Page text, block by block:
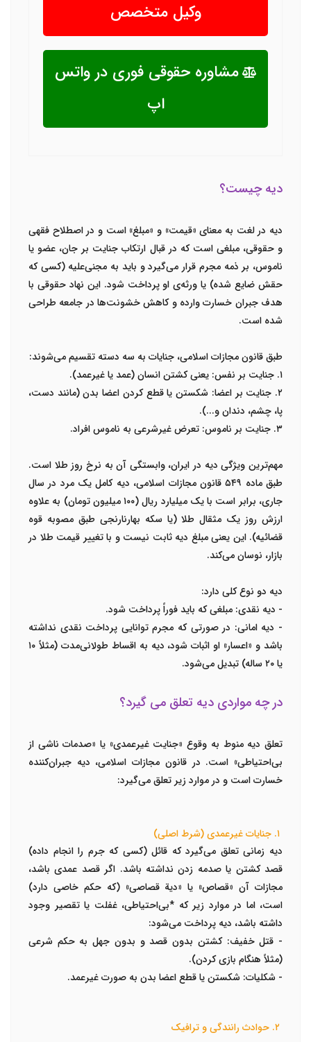
وکیل متخصص
مشاوره حقوقی فوری در واتس
اپ
دیه چیست؟
دیه در لغت به معنای «قیمت» و «مبلغ» است و در اصطلاح فقهی
و حقوقی، مبلغی است که در قبال ارتکاب جنایت بر جان، عضو یا
ناموس، بر ذمه مجرم قرار می‌گیرد و باید به مجنی‌علیه (کسی که
حقش ضایع شده) یا ورثه‌ی او پرداخت شود. این نهاد حقوقی با
هدف جبران خسارت وارده و کاهش خشونت‌ها در جامعه طراحی
شده است.
طبققانون مجازات اسلامی، جنایات به سه دسته تقسیم می‌شوند:
۱. جنایت بر نفس: یعنی کشتن انسان (عمد یا غیرعمد).
۲. جنایت بر اعضا: شکستن یا قطع کردن اعضا بدن (مانند دست،
پا، چشم، دندان و...).
۳. جنایت بر ناموس: تعرض غیرشرعی به ناموس افراد.
مهم‌ترین ویژگی دیه در ایران، وابستگی آن به نرخ روز طلا است.
طبق ماده ۵۴۹ قانون مجازات اسلامی، دیه کامل یک مرد در سال
جاری، برابر است با
یک میلیارد ریال (۱۰۰ میلیون تومان) به علاوه
ارزش روز یک مثقال طلا (یا سکه بهار‌نارنجی طبق مصوبه قوه
قضائیه). این یعنی مبلغ دیه ثابت نیست و با تغییر قیمت طلا در
بازار، نوسان می‌کند.
دیه دو نوع کلی دارد:
- دیه نقدی: مبلغی که باید فوراً پرداخت شود.
- دیه امانی: در صورتی که مجرم توانایی پرداخت نقدی نداشته
باشد و «اعسار» او اثبات شود، دیه به اقساط طولانی‌مدت (مثلاً ۱۰
یا ۲۰ ساله) تبدیل می‌شود.
در چه مواردی دیه تعلق می گیرد؟
تعلق دیه منوط به وقوع «جنایت غیرعمدی» یا «صدمات ناشی از
بی‌احتیاطی» است. در قانون مجازات اسلامی، دیه جبران‌کننده
خسارت است و در موارد زیر تعلق می‌گیرد:
دیه زمانی تعلق می‌گیرد که قائل (کسی که جرم را انجام داده)
قصد کشتن یا صدمه زدن نداشته باشد. اگر قصد عمدی باشد،
مجازات آن «قصاص» یا «دیة قصاصی» (که حکم خاصی دارد)
است، اما در موارد زیر که *بی‌احتیاطی، غفلت یا تقصیر وجود
داشته باشد، دیه پرداخت می‌شود:
- قتل خفیف: کشتن بدون قصد و بدون جهل به حکم شرعی
(مثلاً هنگام بازی کردن).
- شکلیات: شکستن یا قطع اعضا بدن به صورت غیرعمد.